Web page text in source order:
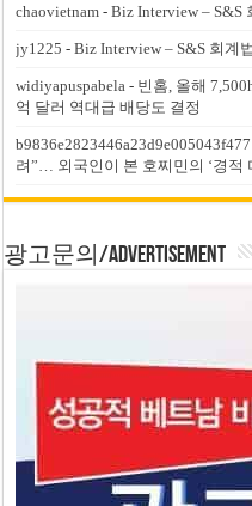
chaovietnam -Biz Interview – S&S
jy1225 -Biz Interview – S&S 회계
widiyapuspabela - 빈홈, 올해
억 달러 역대급 배당도 결정
려”… 외국인이 본 호찌민의 ‘경적
광고문의/Advertisement